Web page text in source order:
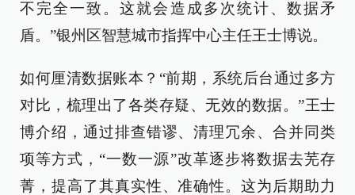
不完全一致。这就会造成多次统计、数据矛
盾。”银州区智慧城市指挥中心主任王士博说。
如何厘清数据账本？“前期，系统后台通过多方
对比，梳理出了各类存疑、无效的数据。”王士
博介绍，通过排查错谬、清理冗余、合并同类
项等方式，“一数一源”改革逐步将数据去芜存
菁，提高了其真实性、准确性。这为后期助力